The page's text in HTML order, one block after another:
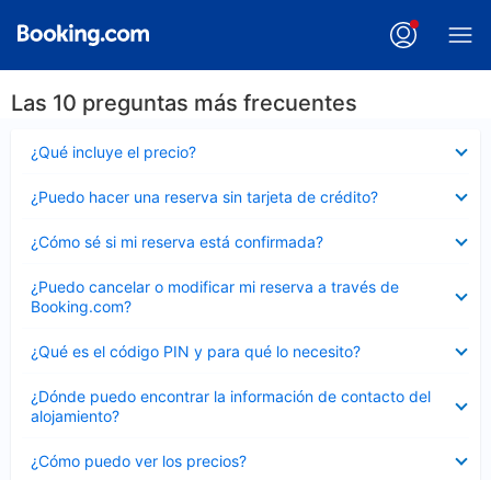
Las 10 preguntas más frecuentes
¿Qué incluye el precio?
cerrado
¿Puedo hacer una reserva sin tarjeta de crédito?
cerrado
¿Cómo sé si mi reserva está confirmada?
cerrado
¿Puedo cancelar o modificar mi reserva a través de
Booking.com?
cerrado
¿Qué es el código PIN y para qué lo necesito?
cerrado
¿Dónde puedo encontrar la información de contacto del
alojamiento?
cerrado
¿Cómo puedo ver los precios?
cerrado